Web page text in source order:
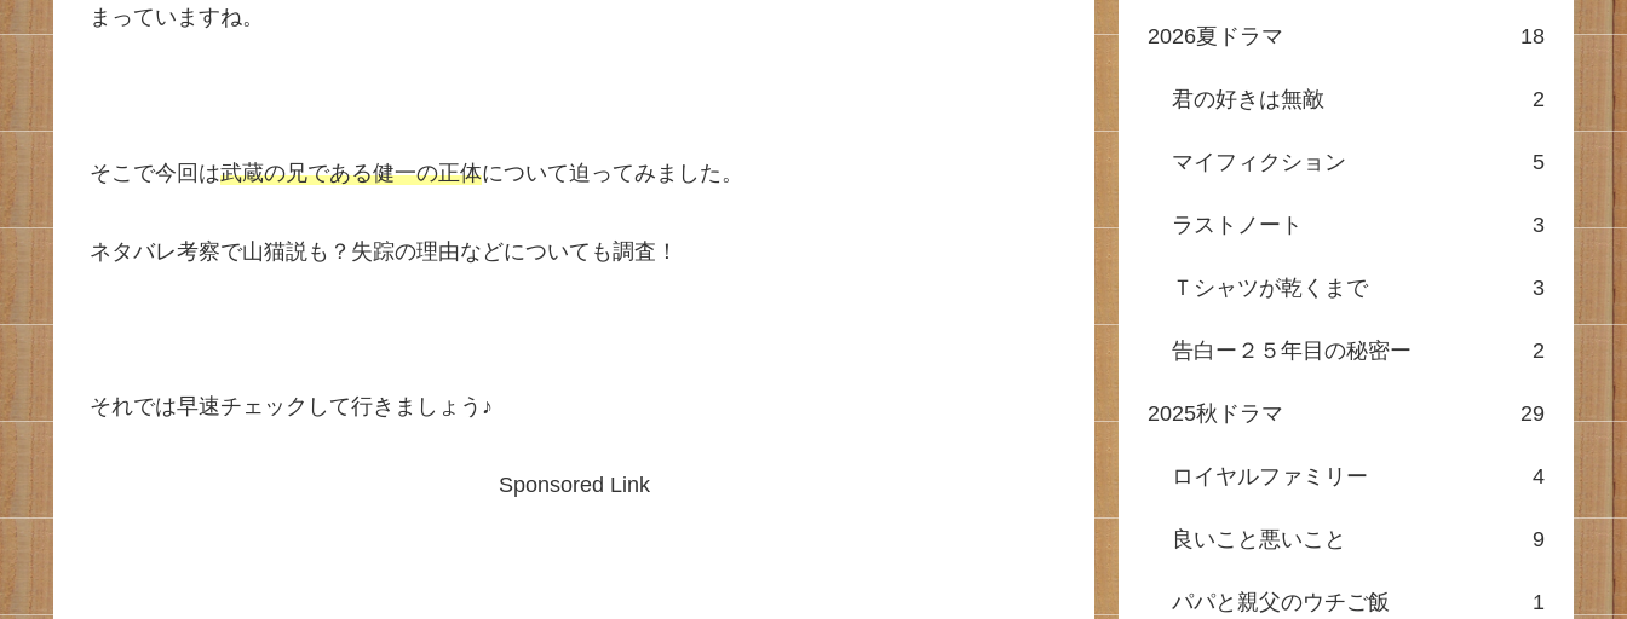
まっていますね。
そこで今回は武蔵の兄である健一の正体について迫ってみました。
ネタバレ考察で山猫説も？失踪の理由などについても調査！
それでは早速チェックして行きましょう♪
Sponsored Link
2026夏ドラマ 18
君の好きは無敵 2
マイフィクション 5
ラストノート 3
Ｔシャツが乾くまで 3
告白ー２５年目の秘密ー 2
2025秋ドラマ 29
ロイヤルファミリー 4
良いこと悪いこと 9
パパと親父のウチご飯 1